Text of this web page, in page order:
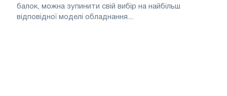
балок, можна зупинити свій вибір на найбільш
відповідної моделі обладнання....